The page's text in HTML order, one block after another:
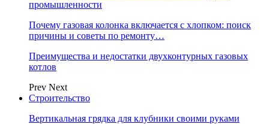
промышленности
Почему газовая колонка включается с хлопком: поиск
причины и советы по ремонту…
Преимущества и недостатки двухконтурных газовых
котлов
Prev Next
Строительство
Вертикальная грядка для клубники своими руками